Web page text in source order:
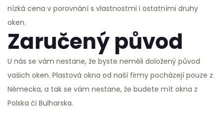
nízká cena v porovnání s vlastnostmi i ostatními druhy
oken.
Zaručený původ
U nás se vám nestane, že byste neměli doložený původ
vašich oken. Plastová okna od naší firmy pocházejí pouze z
Německa, a tak se vám nestane, že budete mít okna z
Polska či Bulharska.